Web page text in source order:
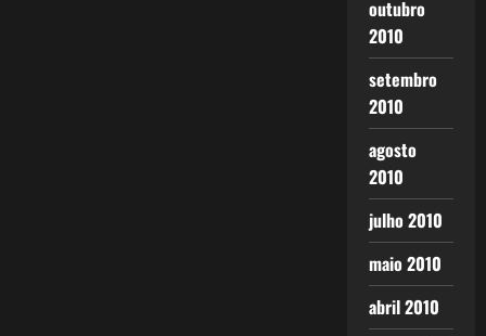
outubro
2010
setembro
2010
agosto
2010
julho 2010
maio 2010
abril 2010